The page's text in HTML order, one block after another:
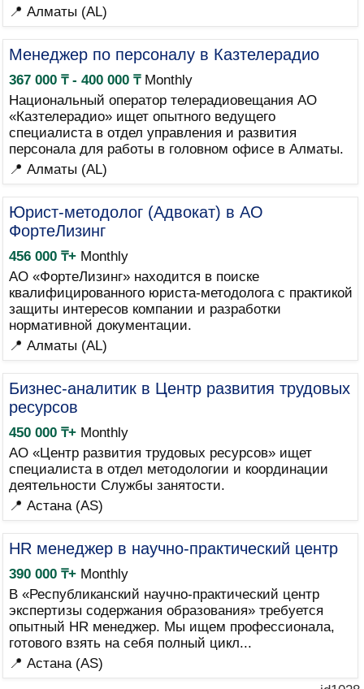
📍 Алматы (AL)
Менеджер по персоналу в Казтелерадио
367 000 ₸ - 400 000 ₸Monthly
Национальный оператор телерадиовещания АО
«Казтелерадио» ищет опытного ведущего
специалиста в отдел управления и развития
персонала для работы в головном офисе в Алматы.
📍 Алматы (AL)
Юрист-методолог (Адвокат) в АО
ФортеЛизинг
456 000 ₸+Monthly
АО «ФортеЛизинг» находится в поиске
квалифицированного юриста-методолога с практикой
защиты интересов компании и разработки
нормативной документации.
📍 Алматы (AL)
Бизнес-аналитик в Центр развития трудовых
ресурсов
450 000 ₸+Monthly
АО «Центр развития трудовых ресурсов» ищет
специалиста в отдел методологии и координации
деятельности Службы занятости.
📍 Астана (AS)
HR менеджер в научно-практический центр
390 000 ₸+Monthly
В «Республиканский научно-практический центр
экспертизы содержания образования» требуется
опытный HR менеджер. Мы ищем профессионала,
готового взять на себя полный цикл...
📍 Астана (AS)